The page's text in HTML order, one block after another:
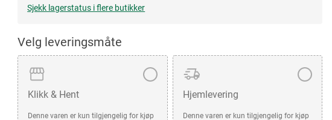
Sjekk lagerstatus i flere butikker
Velg leveringsmåte
Klikk & Hent
Denne varen er kun tilgjengelig for kjøp
Hjemlevering
Denne varen er kun tilgjengelig for kjøp